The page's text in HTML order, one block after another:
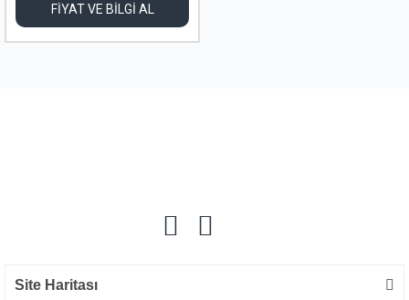
FİYAT VE BİLGİ AL
Site Haritası